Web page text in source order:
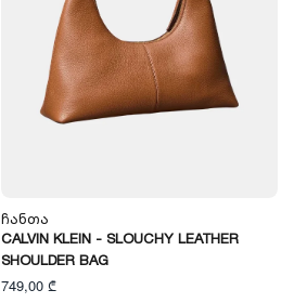
Ჩანთა
CALVIN KLEIN - SLOUCHY LEATHER
SHOULDER BAG
749,00 ₾